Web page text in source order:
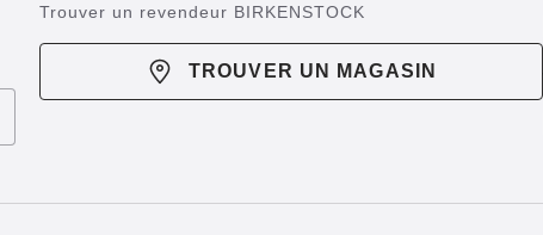
Trouver un revendeur BIRKENSTOCK
TROUVER UN MAGASIN